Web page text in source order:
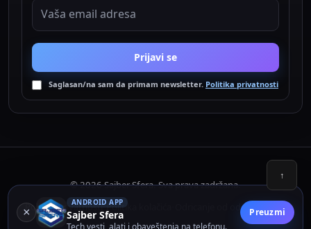
EMAIL ADRESA
Prijavi se
Saglasan/na sam da primam newsletter. Politika privatnosti
© 2026 Sajber Sfera. Sva prava zadržana.
Politika privatnosti•Politika kolačića Odricanje od odgovornosti
×
ANDROID APP
Sajber Sfera
Tech vesti, alati i obaveštenja na telefonu.
Preuzmi
↑